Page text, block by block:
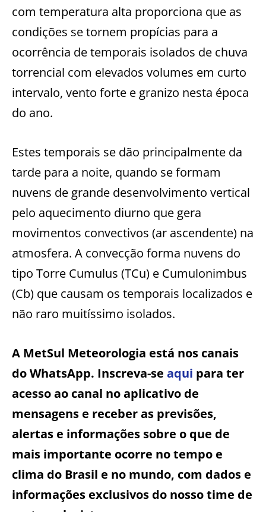
com temperatura alta proporciona que as
condições se tornem propícias para a
ocorrência de temporais isolados de chuva
torrencial com elevados volumes em curto
intervalo, vento forte e granizo nesta época
do ano.
Estes temporais se dão principalmente da
tarde para a noite, quando se formam
nuvens de grande desenvolvimento vertical
pelo aquecimento diurno que gera
movimentos convectivos (ar ascendente) na
atmosfera. A convecção forma nuvens do
tipo Torre Cumulus (TCu) e Cumulonimbus
(Cb) que causam os temporais localizados e
não raro muitíssimo isolados.
A MetSul Meteorologia está nos canais
do WhatsApp. Inscreva-se aqui para ter
acesso ao canal no aplicativo de
mensagens e receber as previsões,
alertas e informações sobre o que de
mais importante ocorre no tempo e
clima do Brasil e no mundo, com dados e
informações exclusivos do nosso time de